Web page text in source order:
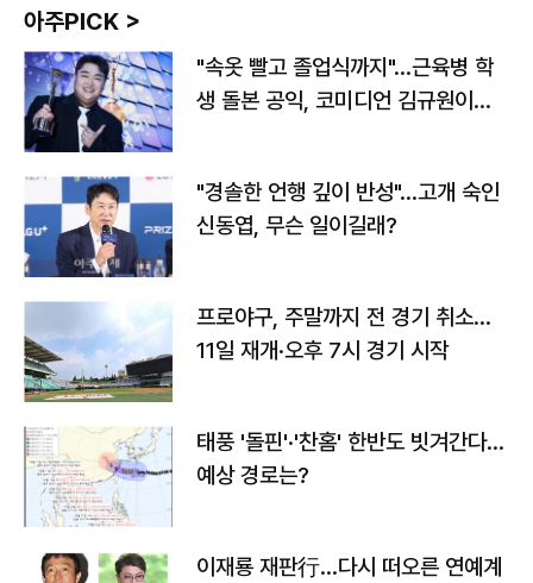
아주PICK >
"속옷 빨고 졸업식까지"…근육병 학
생 돌본 공익, 코미디언 김규원이었
"경솔한 언행 깊이 반성"…고개 숙인
신동엽, 무슨 일이길래?
프로야구, 주말까지 전 경기 취소…
11일 재개·오후 7시 경기 시작
태풍 '돌핀'·'찬홈' 한반도 빗겨간다…
예상 경로는?
이재룡 재판行…다시 떠오른 연예계